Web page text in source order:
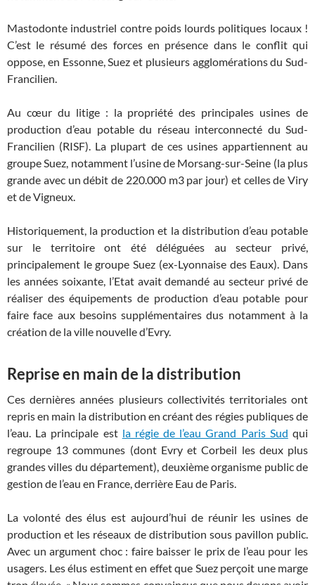
Mastodonte industriel contre poids lourds politiques locaux !
C’est le résumé des forces en présence dans le conflit qui
oppose, en Essonne, Suez et plusieurs agglomérations du Sud-
Francilien.
Au cœur du litige : la propriété des principales usines de
production d’eau potable du réseau interconnecté du Sud-
Francilien (RISF). La plupart de ces usines appartiennent au
groupe Suez, notamment l’usine de Morsang-sur-Seine (la plus
grande avec un débit de 220.000 m3 par jour) et celles de Viry
et de Vigneux.
Historiquement, la production et la distribution d’eau potable
sur le territoire ont été déléguées au secteur privé,
principalement le groupe Suez (ex-Lyonnaise des Eaux). Dans
les années soixante, l’Etat avait demandé au secteur privé de
réaliser des équipements de production d’eau potable pour
faire face aux besoins supplémentaires dus notamment à la
création de la ville nouvelle d’Evry.
Reprise en main de la distribution
Ces dernières années plusieurs collectivités territoriales ont
repris en main la distribution en créant des régies publiques de
l’eau. La principale est la régie de l’eau Grand Paris Sud qui
regroupe 13 communes (dont Evry et Corbeil les deux plus
grandes villes du département), deuxième organisme public de
gestion de l’eau en France, derrière Eau de Paris.
La volonté des élus est aujourd’hui de réunir les usines de
production et les réseaux de distribution sous pavillon public.
Avec un argument choc : faire baisser le prix de l’eau pour les
usagers. Les élus estiment en effet que Suez perçoit une marge